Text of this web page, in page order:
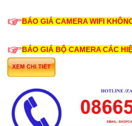
BÁO GIÁ CAMERA WIFI
BÁO GIÁ BỘ CAMERA CÁC